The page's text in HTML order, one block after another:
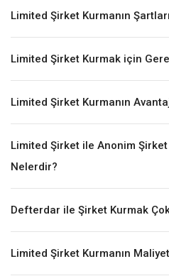
Limited Şirket Kurmanın
Limited Şirket Kurmak için
Limited Şirket Kurmanın
Limited Şirket ile Anonim
Nelerdir?
Defterdar ile Şirket Kurmak
Limited Şirket Kurmanın